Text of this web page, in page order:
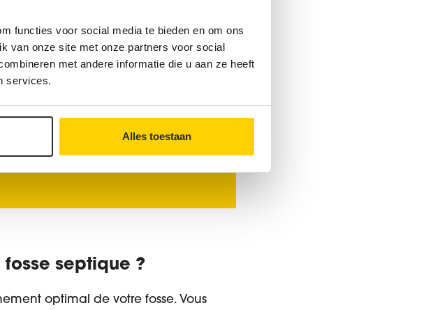
functies voor social media te bieden en om ons
van onze site met onze partners voor social
met andere informatie die u aan ze heeft
services.
Alles toestaan
l'équilibre à l'intérieur de la fosse est
fond de la fosse ne sont plus
le réseau d'égouts.
septique ?
optimal de votre fosse. Vous